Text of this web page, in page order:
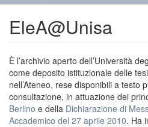
EleA@Unisa
È l’archivio aperto dell’Università
come deposito istituzionale delle
nell’Ateneo, rese disponibili a testo
consultazione, in attuazione dei
Berlino e della Dichiarazione di
Accademico del 27 aprile 2010. Ha